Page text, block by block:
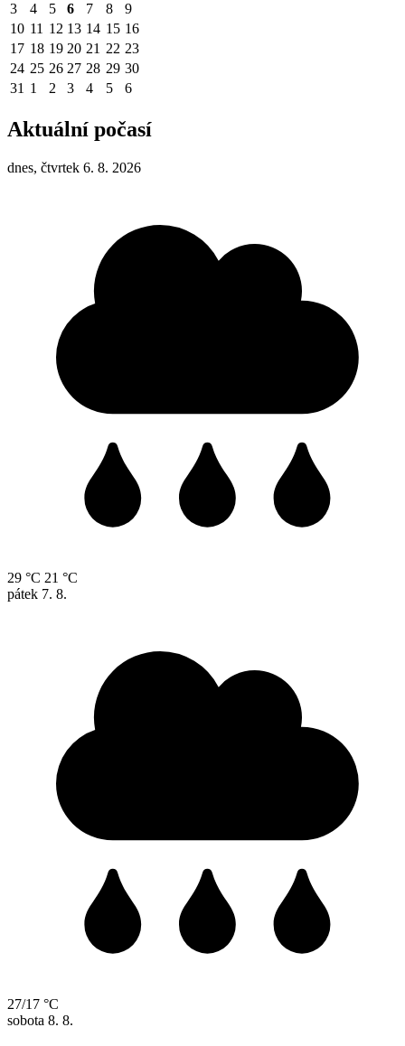
3
4 5 6 7 8
9
10 11 12 13 14 15 16
17 18 19 20 21 22 23
24 25 26 27 28 29 30
31 1 2 3 4 5 6
Aktuální počasí
dnes, čtvrtek 6. 8. 2026
29 °C 21 °C
pátek 7. 8.
27/17 °C
sobota 8. 8.